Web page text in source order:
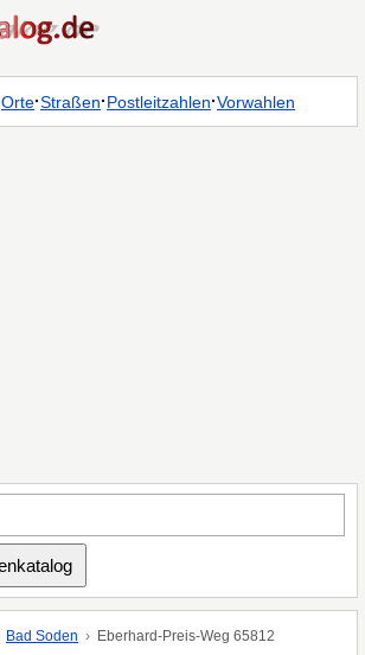
Orte·Straßen·Postleitzahlen·Vorwahlen
Bad Soden Eberhard-Preis-Weg 65812